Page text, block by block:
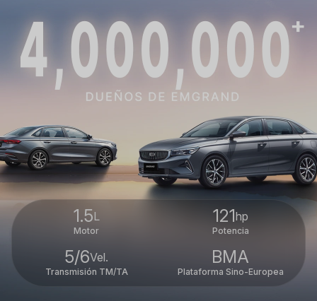
1.5L
Motor
121hp
Potencia
5/6Vel.
Transmisión TM/TA
BMA
Plataforma Sino-Europea